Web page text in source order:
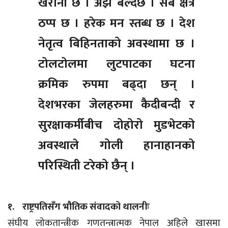
ठप्प छ । हरेक मन स्तब्ध छ । देश
नेतृत्व बिहिनताको अवस्थामा छ ।
टोलटोलमा लुटपाटका घटना
क्रमिक रुपमा बढ्दा छन् ।
देशभरका जेलहरुमा कैदीबन्दी र
सुरक्षाकर्मीबीच दोहोरो मुडभेटको
अवस्थाले गोली हानाहानको
परिस्थिती टरेको छैन् ।
१. राष्ट्रपतिसँग भौतिक संवादको थालनीः
संघीय लोकतान्त्रीक गणतन्त्रात्मक नेपाल अहिले खासमा